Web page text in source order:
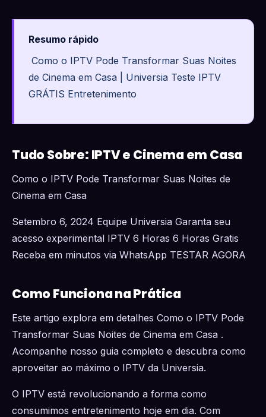
Resumo rápido
Como o IPTV Pode Transformar Suas Noites
de Cinema em Casa | Universia Teste IPTV
GRÁTIS Entretenimento
Tudo Sobre: IPTV e Cinema em Casa
Como o IPTV Pode Transformar Suas Noites de
Cinema em Casa
Setembro 6, 2024 Equipe Universia Garanta seu
acesso experimental IPTV 6 Horas 6 Horas Gratis
Receba em minutos via WhatsApp TESTAR AGORA
Como Funciona na Prática
Este artigo explora em detalhes Como o IPTV Pode
Transformar Suas Noites de Cinema em Casa .
Acompanhe nosso guia completo e descubra como
aproveitar ao máximo o IPTV da Universia.
O IPTV está revolucionando a forma como
consumimos entretenimento hoje em dia. Com